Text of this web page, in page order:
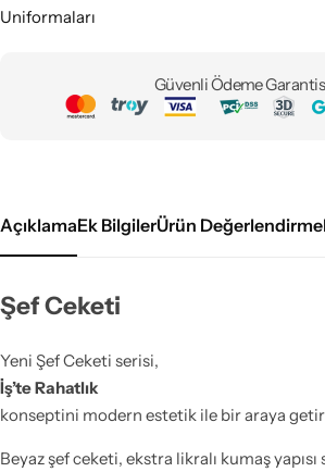
Uniformaları
Güvenli Ödeme
AçıklamaEk BilgilerÜrün
Şef Ceketi
Yeni Şef Ceketi serisi,
İş’te Rahatlık
konseptini modern estetik ile bir araya
Beyaz şef ceketi, ekstra likralı kumaş